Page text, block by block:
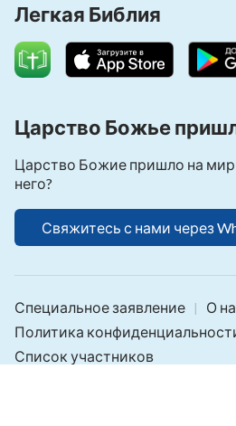
Легкая Библия
Царство Божье
Царство Божие пришло на
него?
Свяжитесь с нами через
Специальное заявление | О
Политика
Список участников